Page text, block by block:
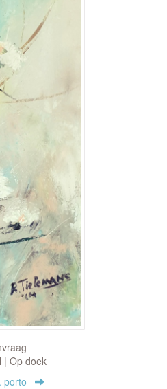
| Op doek
porto